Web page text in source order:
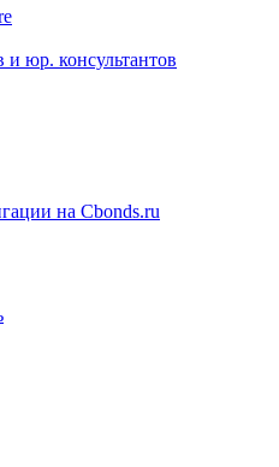
юр. консультантов
на Cbonds.ru